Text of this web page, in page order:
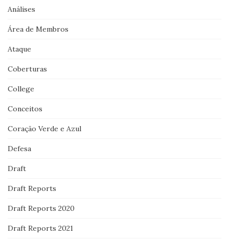
Análises
Área de Membros
Ataque
Coberturas
College
Conceitos
Coração Verde e Azul
Defesa
Draft
Draft Reports
Draft Reports 2020
Draft Reports 2021